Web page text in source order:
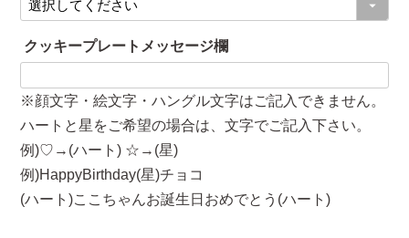
須
)
クッキープレートメッセージ欄
※顔文字・絵文字・ハングル文字はご記入できません。
ハートと星をご希望の場合は、文字でご記入下さい。
例)♡→(ハート) ☆→(星)
例)HappyBirthday(星)チョコ
(ハート)ここちゃんお誕生日おめでとう(ハート)